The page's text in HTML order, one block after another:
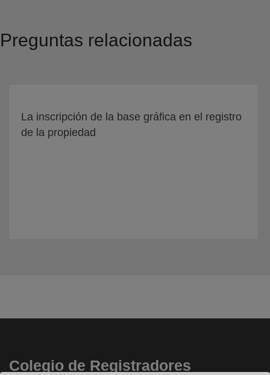
Preguntas relacionadas
La inscripción de la base gráfica en el registro
de la propiedad
Colegio de Registradores